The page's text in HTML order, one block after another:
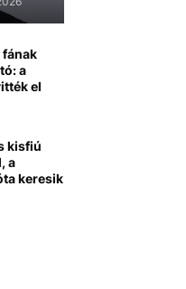
a
el
kisfiú
a
keresik